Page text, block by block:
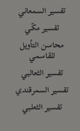
تفسير السمعاني
تفسير مكّي
محاسن التأويل
للقاسمي
تفسير الثعالبي
تفسير السمرقندي
تفسير الثعلبي